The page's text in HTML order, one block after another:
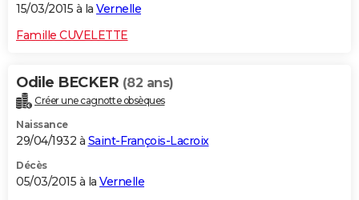
15/03/2015 à la Vernelle
Famille CUVELETTE
Odile BECKER (82 ans)
Créer une cagnotte obsèques
Naissance
29/04/1932 à Saint-François-Lacroix
Décès
05/03/2015 à la Vernelle